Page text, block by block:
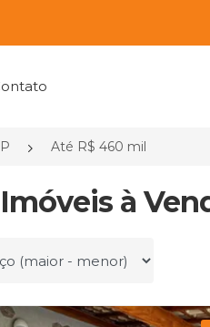
Até R$ 460 mil
à
por